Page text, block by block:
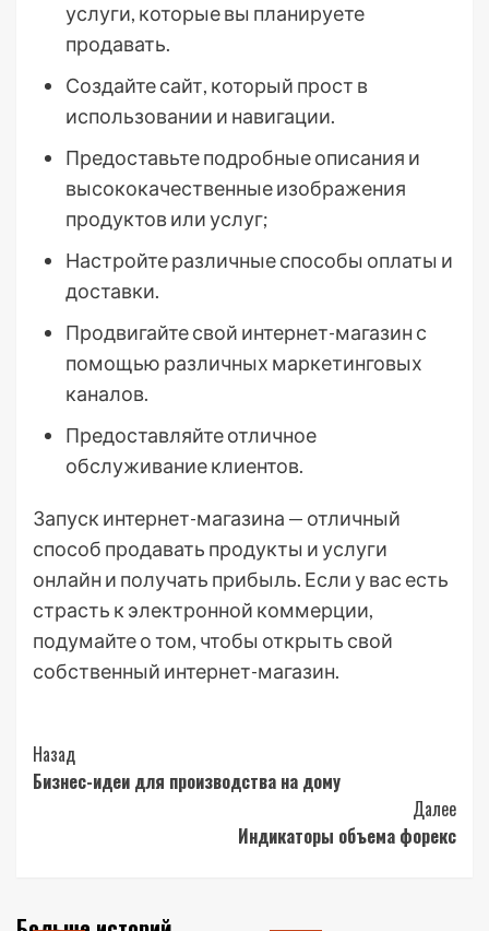
услуги, которые вы планируете
продавать.
Создайте сайт, который прост в
использовании и навигации.
Предоставьте подробные описания и
высококачественные изображения
продуктов или услуг;
Настройте различные способы оплаты и
доставки.
Продвигайте свой интернет-магазин с
помощью различных маркетинговых
каналов.
Предоставляйте отличное
обслуживание клиентов.
Запуск интернет-магазина — отличный
способ продавать продукты и услуги
онлайн и получать прибыль. Если у вас есть
страсть к электронной коммерции,
подумайте о том, чтобы открыть свой
собственный интернет-магазин.
Post
Navigation
Назад
Бизнес-идеи для производства на дому
Далее
Индикаторы объема форекс